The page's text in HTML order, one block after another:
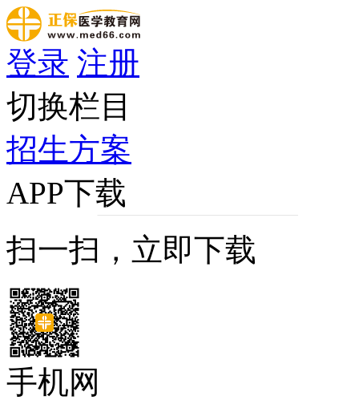
登录 注册
切换栏目
招生方案
APP下载
扫一扫，立即下载
手机网